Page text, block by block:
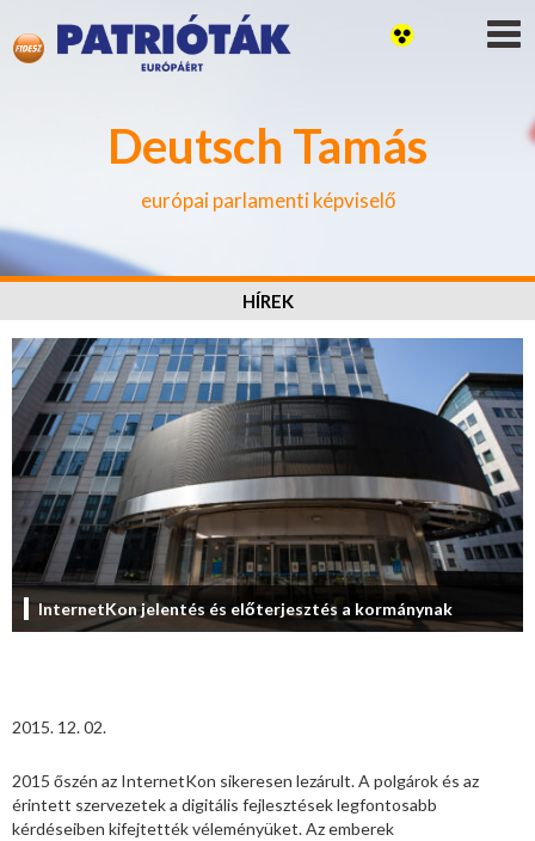
Deutsch Tamás
európai parlamenti képviselő
HÍREK
InternetKon jelentés és előterjesztés a kormánynak
2015. 12. 02.
2015 őszén az InternetKon sikeresen lezárult. A polgárok és az
érintett szervezetek a digitális fejlesztések legfontosabb
kérdéseiben kifejtették véleményüket. Az emberek